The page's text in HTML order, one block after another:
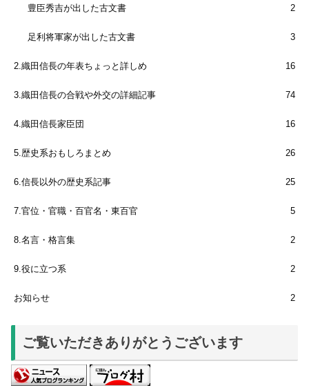
豊臣秀吉が出した古文書 2
足利将軍家が出した古文書 3
2.織田信長の年表ちょっと詳しめ 16
3.織田信長の合戦や外交の詳細記事 74
4.織田信長家臣団 16
5.歴史系おもしろまとめ 26
6.信長以外の歴史系記事 25
7.官位・官職・百官名・東百官 5
8.名言・格言集 2
9.役に立つ系 2
お知らせ 2
ご覧いただきありがとうございます